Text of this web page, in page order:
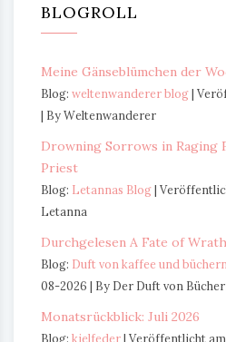
BLOGROLL
Meine Gänseblümchen der
Blog: weltenwanderer blog
By Weltenwanderer
Drowning Sorrows in Raging
Priest
Blog: Letannas Blog
Letanna
Durchgelesen A Fate of
Blog: Duft von kaffee und büchern
08-2026
By Der Duft von
Monatsrückblick: Juli 2026
Blog: kielfeder Veröffentlicht